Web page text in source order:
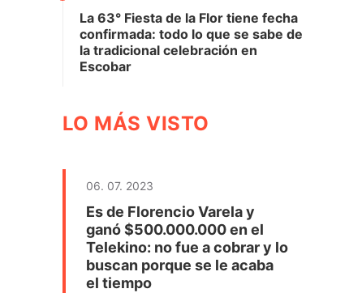
La 63° Fiesta de la Flor tiene fecha
confirmada: todo lo que se sabe de
la tradicional celebración en
Escobar
LO MÁS VISTO
06. 07. 2023
Es de Florencio Varela y
ganó $500.000.000 en el
Telekino: no fue a cobrar y lo
buscan porque se le acaba
el tiempo